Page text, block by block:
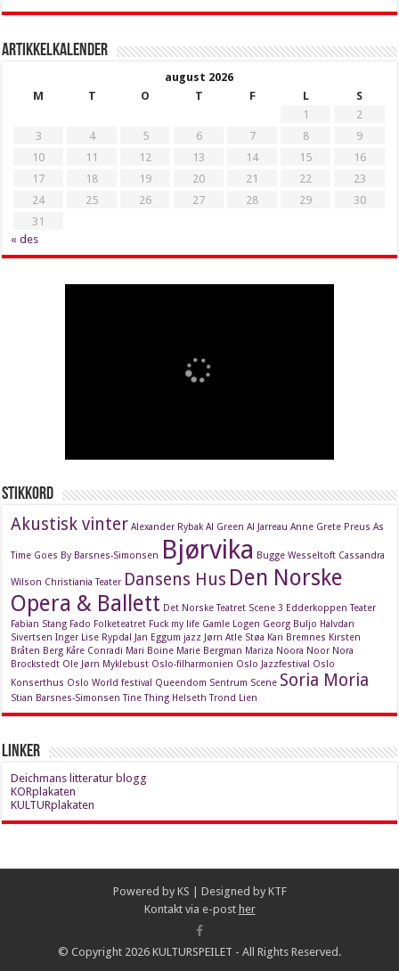
Artikkelkalender
august 2026
M
T O T F L
S
1
2
3
4 5 6 7 8
9
10
11 12 13 14 15
16
17
18 19 20 21 22
23
24
25 26 27 28 29
30
31
« des
Stikkord
Akustisk vinter Alexander Rybak Al Green Al Jarreau Anne Grete Preus As
Time Goes By Barsnes-Simonsen Bjørvika Bugge Wesseltoft Cassandra
Wilson Christiania Teater Dansens Hus Den Norske
Opera & Ballett Det Norske Teatret Scene 3 Edderkoppen Teater
Fabian Stang Fado Folketeatret Fuck my life Gamle Logen Georg Buljo Halvdan
Sivertsen Inger Lise Rypdal Jan Eggum jazz Jørn Atle Støa Kari Bremnes Kirsten
Bråten Berg Kåre Conradi Mari Boine Marie Bergman Mariza Noora Noor Nora
Brockstedt Ole Jørn Myklebust Oslo-filharmonien Oslo Jazzfestival Oslo
Konserthus Oslo World festival Queendom Sentrum Scene Soria Moria
Stian Barsnes-Simonsen Tine Thing Helseth Trond Lien
Linker
Deichmans litteratur blogg
KORplakaten
KULTURplakaten
Powered by KS | Designed by KTF
Kontakt via e-post her
© Copyright 2026 KULTURSPEILET - All Rights Reserved.